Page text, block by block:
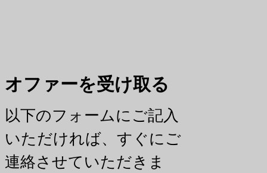
オファーを受け取る
以下のフォームにご記入
いただければ、すぐにご
連絡させていただきま